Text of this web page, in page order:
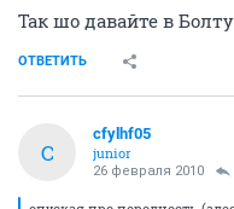
Так шо давайте в
ОТВЕТИТЬ
C
cfylhf05
junior
26 февраля 2010